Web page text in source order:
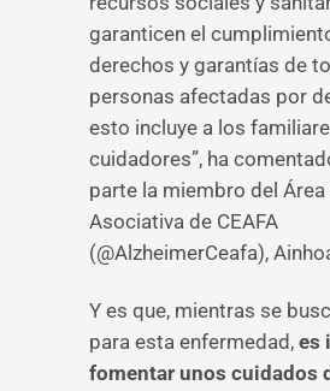
garanticen el
derechos y garantías de
personas afectadas por
esto incluye a los
cuidadores”, ha
parte la miembro del
Asociativa de CEAFA
(@AlzheimerCeafa),
Y es que, mientras se
para esta enfermedad, es
fomentar unos cuidados